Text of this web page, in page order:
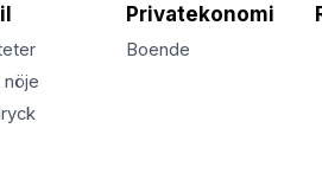
nöje
Privatekonomi
Boende